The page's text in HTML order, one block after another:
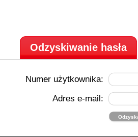
Odzyskiwanie hasła
Numer użytkownika:
Adres e-mail: